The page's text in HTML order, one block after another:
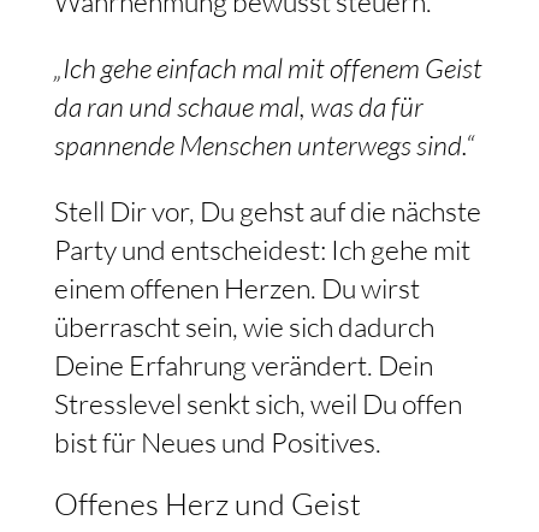
„Ich gehe einfach mal mit offenem Geist
da ran und schaue mal, was da für
spannende Menschen unterwegs sind.“
Stell Dir vor, Du gehst auf die nächste
Party und entscheidest: Ich gehe mit
einem offenen Herzen. Du wirst
überrascht sein, wie sich dadurch
Deine Erfahrung verändert. Dein
Stresslevel senkt sich, weil Du offen
bist für Neues und Positives.
Offenes Herz und Geist